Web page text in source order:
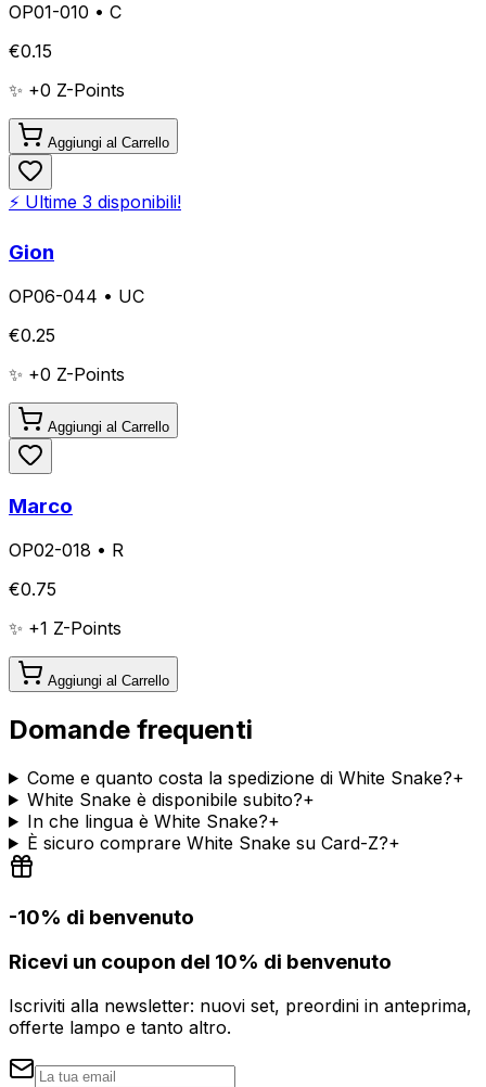
OP01-010 • C
€0.15
✨ +0 Z-Points
Aggiungi al Carrello
⚡ Ultime 3 disponibili!
Gion
OP06-044 • UC
€0.25
✨ +0 Z-Points
Aggiungi al Carrello
Marco
OP02-018 • R
€0.75
✨ +1 Z-Points
Aggiungi al Carrello
Domande frequenti
Come e quanto costa la spedizione di White Snake?+
White Snake è disponibile subito?+
In che lingua è White Snake?+
È sicuro comprare White Snake su Card-Z?+
-10% di benvenuto
Ricevi un coupon del 10% di benvenuto
Iscriviti alla newsletter: nuovi set, preordini in anteprima,
offerte lampo e tanto altro.